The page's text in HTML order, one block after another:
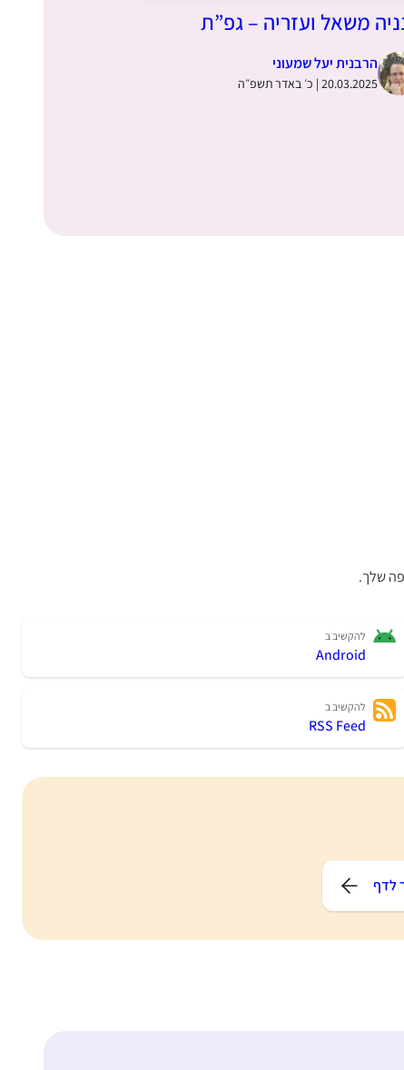
משאל ועזריה – גפ”ת
הרבנית יעל שמעוני
20.03.2025 | כ׳ באדר תשפ״ה
שלך.
להקשיב ב
Android
להקשיב ב
RSS Feed
לדף